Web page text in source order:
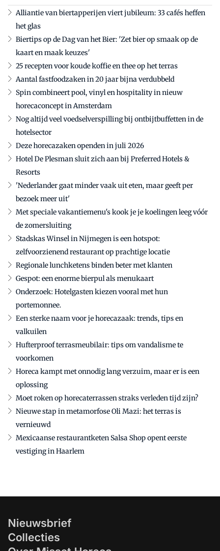
Alliantie van biertapperijen viert jubileum: 33 cafés heffen
het glas
Biertips op de Dag van het Bier: 'Zet bier op smaak op de
kaart en maak keuzes'
25 recepten voor koude koffie en thee op het terras
Aantal fastfoodzaken in 20 jaar bijna verdubbeld
Spin combineert pool, vinyl en hospitality in nieuw
horecaconcept in Amsterdam
Nog altijd veel voedselverspilling bij ontbijtbuffetten in de
hotelsector
Deze horecazaken openden in juli 2026
Hotel De Plesman sluit zich aan bij Preferred Hotels &
Resorts
'Nederlander gaat minder vaak uit eten, maar geeft per
bezoek meer uit'
Met speciale vakantiemenu's kook je je koelingen leeg vóór
de zomersluiting
Stadskas Winsel in Nijmegen is een hotspot:
zelfvoorzienend restaurant op prachtige locatie
Regionale lunchketens binden beter met klanten
Gespot: een enorme bierpul als menukaart
Onderzoek: Hotelgasten kiezen vooral met hun
portemonnee.
Een sterke naam voor je horecazaak: trends, tips en
valkuilen
Hufterproof terrasmeubilair: tips om vandalisme te
voorkomen
Horeca kampt met onnodig lang verzuim, maar er is een
oplossing
Moet roken op horecaterrassen straks verleden tijd zijn?
Nieuwe stap in metamorfose Oli Mazi: het terras is
vernieuwd
Mexicaanse restaurantketen Salsa Shop opent eerste
vestiging in Haarlem
Nieuwsbrief
Collecties